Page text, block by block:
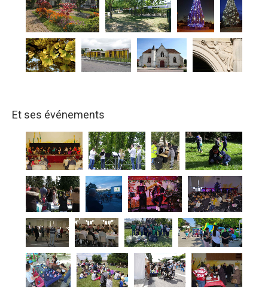
Et ses événements